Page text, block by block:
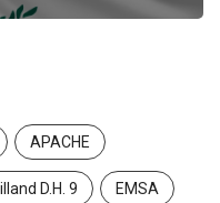
APACHE
D.H. 9 EMSA